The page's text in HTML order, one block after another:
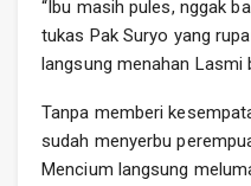
“Ibu masih pules, nggak
tukas Pak Suryo yang
langsung menahan Lasmi
Tanpa memberi
sudah menyerbu
Mencium langsung